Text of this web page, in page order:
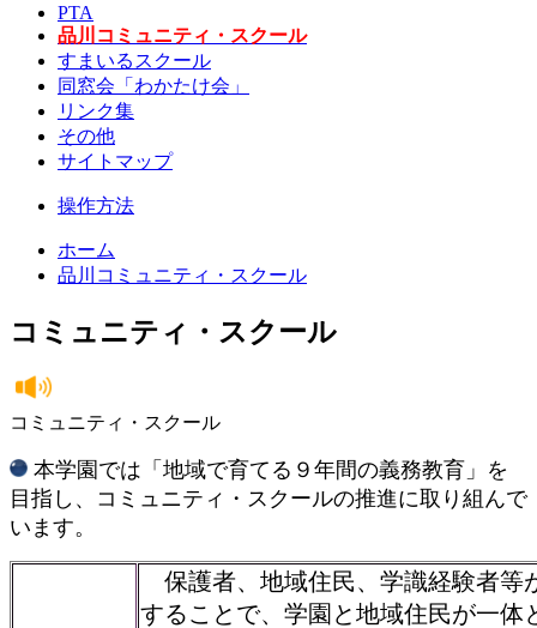
PTA
品川コミュニティ・スクール
すまいるスクール
同窓会「わかたけ会」
リンク集
その他
サイトマップ
操作方法
ホーム
品川コミュニティ・スクール
コミュニティ・スクール
コミュニティ・スクール
本学園では「地域で育てる９年間の義務教育」を
目指し、コミュニティ・スクールの推進に取り組んで
います。
保護者、地域住民、学識経験者等
することで、学園と地域住民が一体